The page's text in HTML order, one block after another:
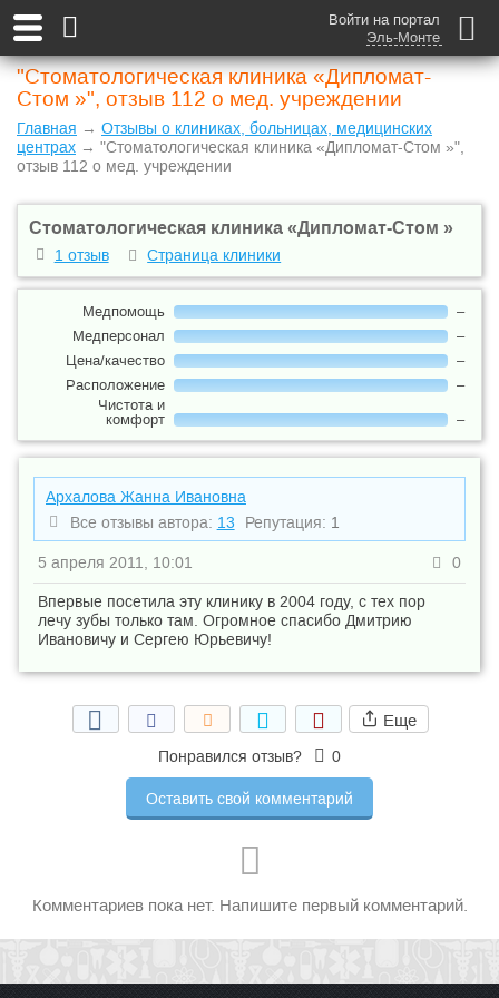
Войти на портал
Эль-Монте
"Стоматологическая клиника «Дипломат-
Стом »", отзыв 112 о мед. учреждении
Главная → Отзывы о клиниках, больницах, медицинских
центрах → "Стоматологическая клиника «Дипломат-Стом »",
отзыв 112 о мед. учреждении
Стоматологическая клиника «Дипломат-Стом »
1 отзыв Страница клиники
Медпомощь
–
Медперсонал
–
Цена/качество
–
Расположение
–
Чистота и
комфорт
–
Архалова Жанна Ивановна
Все отзывы автора: 13 Репутация: 1
0
5 апреля 2011, 10:01
Впервые посетила эту клинику в 2004 году, с тех пор
лечу зубы только там. Огромное спасибо Дмитрию
Ивановичу и Сергею Юрьевичу!
Еще
Понравился отзыв? 0
Оставить свой комментарий
Комментариев пока нет. Напишите первый комментарий.